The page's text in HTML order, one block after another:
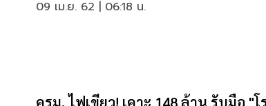
09 เม.ย. 62 | 06:18 น.
ครม. ไฟเขียว! เคาะ 148 ล้าน รับมือ "